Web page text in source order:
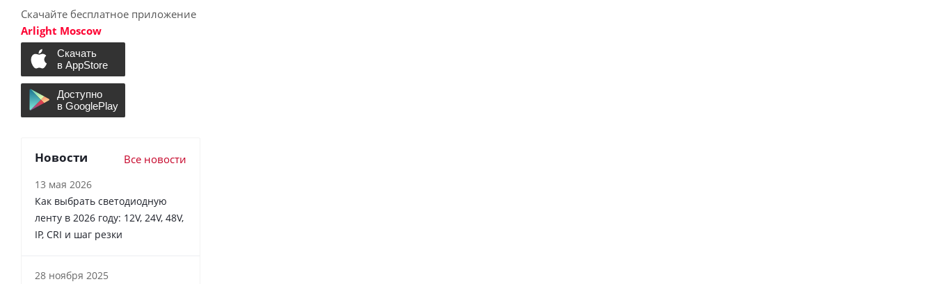
Скачайте бесплатное приложение
Arlight Moscow
Новости Все новости
13 мая 2026
Как выбрать светодиодную
ленту в 2026 году: 12V, 24V, 48V,
IP, CRI и шаг резки
28 ноября 2025